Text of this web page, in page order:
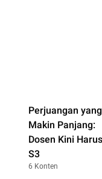
Perjuangan yang
Makin Panjang:
Dosen Kini Harus
S3
6 Konten